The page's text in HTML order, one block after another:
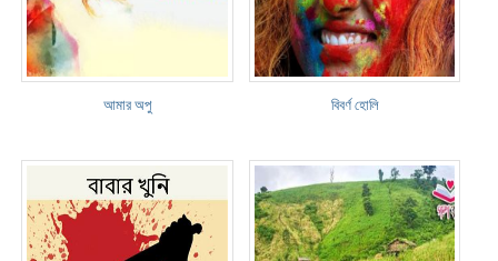
আমার অপু বিবর্ণ হোলি